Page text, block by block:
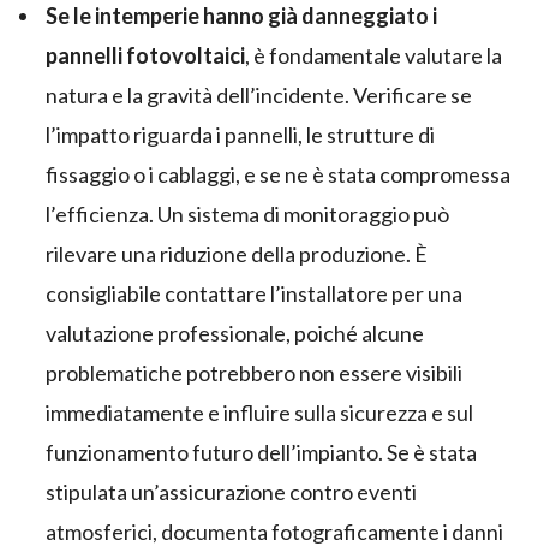
Se le intemperie hanno già danneggiato i
pannelli fotovoltaici, è fondamentale valutare la
natura e la gravità dell’incidente. Verificare se
l’impatto riguarda i pannelli, le strutture di
fissaggio o i cablaggi, e se ne è stata compromessa
l’efficienza. Un sistema di monitoraggio può
rilevare una riduzione della produzione. È
consigliabile contattare l’installatore per una
valutazione professionale, poiché alcune
problematiche potrebbero non essere visibili
immediatamente e influire sulla sicurezza e sul
funzionamento futuro dell’impianto. Se è stata
stipulata un’assicurazione contro eventi
atmosferici, documenta fotograficamente i danni